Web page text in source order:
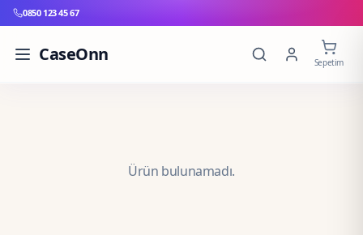
0850 123 45 67
CaseOnn Sepetim
Ürün bulunamadı.